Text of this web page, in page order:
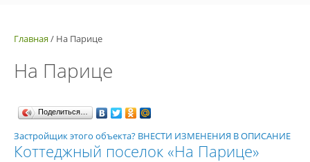
Главная / На Парице
На Парице
Поделиться…
Застройщик этого объекта? ВНЕСТИ ИЗМЕНЕНИЯ В ОПИСАНИЕ
Коттеджный поселок «На Парице»